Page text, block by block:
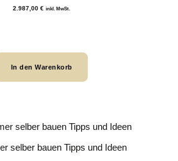
be
2.987,00 € inkl. MwSt.
In den Warenkorb
selber bauen Tipps und Ideen